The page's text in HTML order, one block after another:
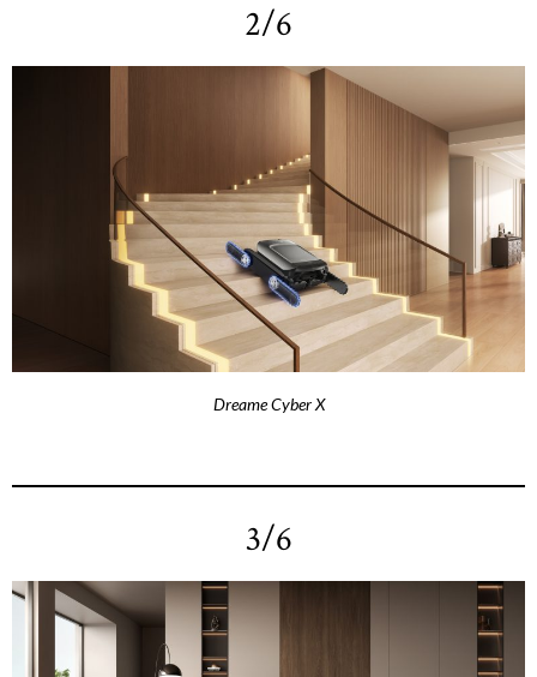
2/6
Dreame Cyber X
3/6